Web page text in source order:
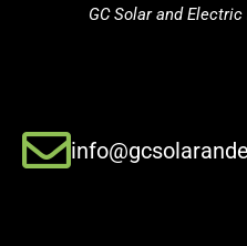
GC Solar and